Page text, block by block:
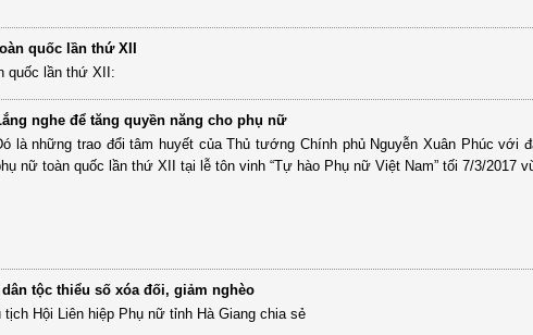
quốc lần thứ XII
quốc lần thứ XII:
nghe để tăng quyền năng cho phụ nữ
là những trao đổi tâm huyết của Thủ tướng Chính phủ Nguyễn Xuân Phúc với
nữ toàn quốc lần thứ XII tại lễ tôn vinh “Tự hào Phụ nữ Việt Nam” tối 7/3/2017
tộc thiểu số xóa đối, giảm nghèo
Hội Liên hiệp Phụ nữ tỉnh Hà Giang chia sẻ